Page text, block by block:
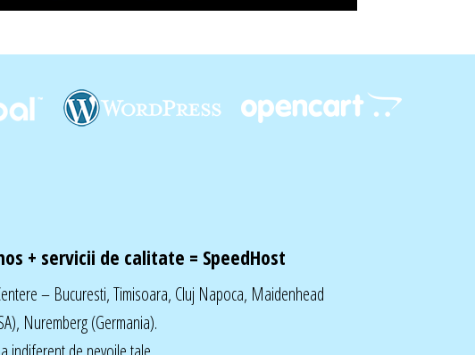
+ servicii de calitate = SpeedHost
– Bucuresti, Timisoara, Cluj Napoca, Maidenhead
Nuremberg (Germania).